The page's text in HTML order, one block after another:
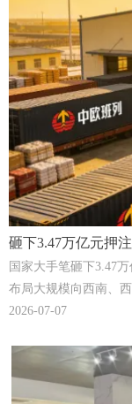
砸下3.47万亿元押
是下一个深圳！|
国家大手笔砸下3.47
布局大规模向西南、
有的外贸企业和跨境
以及欧洲市场爆单机遇
2026-07-07